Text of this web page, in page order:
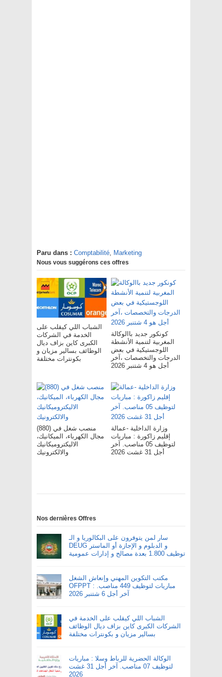
Paru dans : Comptabilité, Marketing
Nous vous suggérons ces offres
الشباب اللي كيقلب على
الخدمة في الشركات
الكبرى كاين بزاف ديال
الوظائف بسالير مزيان و
بكونترات مختلفة
كونكور جديد باالوكالة
المغربية لتنمية الأنشطة
اللوجستيكية في بعض
الدرجات والتخصصات ،آخر
أجل هو 4 شتنبر 2026
(880) منصب شغل في
مجال الكهرباء، الميكانيك،
الاليكتروميكانيك
والالكترونيك
وزارة الداخلية -عمالة
إقليم زاكورة : مباريات
لتوظيف 05 مناصب. آخر
أجل 31 غشت 2026
Nos dernières Offres
سار لمن يتوفرون على البكالوريا و الـ
DEUG و الدبلوم و الإجازة أو الماستر
توظيف 1.800 بعدة مصالح و إدارات عمومية
مكتب التكوين المهني وإنعاش الشغل
OFPPT : مباريات لتوظيف 449 مناصب.
آخر أجل 6 شتنبر 2026
الشباب اللي كيقلب على الخدمة في
الشركات الكبرى كاين بزاف ديال الوظائف
بسالير مزيان و بكونترات مختلفة
الوكالة الحضرية للرباط وسلا : مباريات
لتوظيف 07 مناصب. آخر أجل 31 غشت
2026